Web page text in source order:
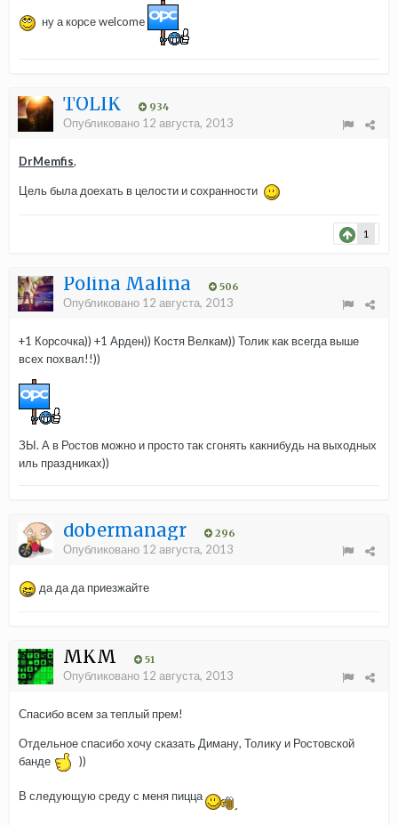
ну а корсе welcome
TOLIK 934
Опубликовано 12 августа, 2013
DrMemfis,
Цель была доехать в целости и сохранности
1
Polina Malina 506
Опубликовано 12 августа, 2013
+1 Корсочка)) +1 Арден)) Костя Велкам)) Толик как всегда выше
всех похвал!!))
ЗЫ. А в Ростов можно и просто так сгонять какнибудь на выходных
иль праздниках))
dobermanagr 296
Опубликовано 12 августа, 2013
да да да приезжайте
MKM 51
Опубликовано 12 августа, 2013
Спасибо всем за теплый прем!
Отдельное спасибо хочу сказать Диману, Толику и Ростовской
банде
))
В следующую среду с меня пицца